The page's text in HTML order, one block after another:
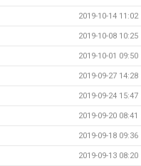
2019-10-14 11:02
2019-10-08 10:25
2019-10-01 09:50
2019-09-27 14:28
2019-09-24 15:47
2019-09-20 08:41
2019-09-18 09:36
2019-09-13 08:20